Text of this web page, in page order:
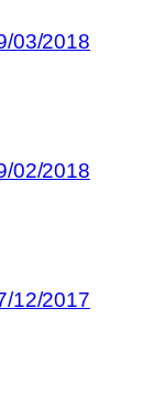
03/2018
02/2018
12/2017